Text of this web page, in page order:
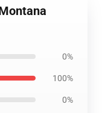
0%
100%
0%